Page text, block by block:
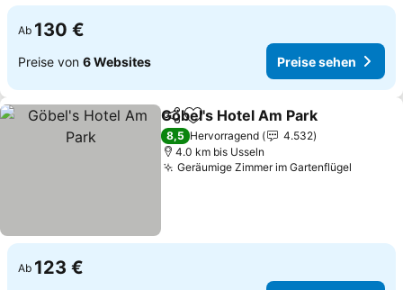
Ab 130 €
Preise von 6 Websites Preise sehen
TeilenZu Favoriten hinzufügen
Göbel's Hotel Am Park
8,5 Hervorragend
4.532
4.0 km bis Usseln
Geräumige Zimmer im Gartenflügel
Ab 123 €